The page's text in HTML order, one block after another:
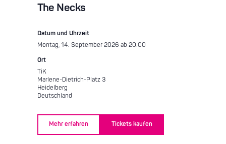
The Necks
Datum und Uhrzeit
Montag, 14. September 2026 ab 20:00
Ort
TiK
Marlene-Dietrich-Platz 3
Heidelberg
Deutschland
Mehr erfahren Tickets kaufen